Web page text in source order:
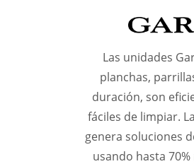
Las unidades
planchas,
duración, son
fáciles de limpiar.
genera soluciones
usando hasta